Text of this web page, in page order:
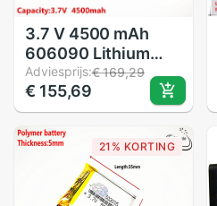
3.7 V 4500 mAh
606090 Lithium
Polymeer Li-Po li
ion Oplaadbare
Batterij Lipo cellen
Voor interphone
Mobiele interphone
zoeklicht
Adviesprijs:€ 169,29
€ 155,69
21% KORTING